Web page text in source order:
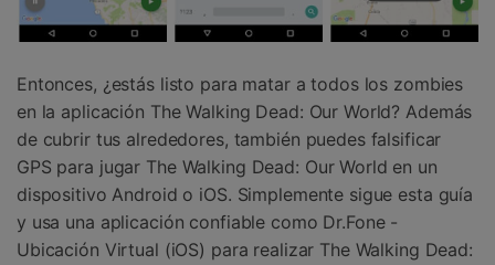
Entonces, ¿estás listo para matar a todos los zombies
en la aplicación The Walking Dead: Our World? Además
de cubrir tus alrededores, también puedes falsificar
GPS para jugar The Walking Dead: Our World en un
dispositivo Android o iOS. Simplemente sigue esta guía
y usa una aplicación confiable como Dr.Fone -
Ubicación Virtual (iOS) para realizar The Walking Dead: